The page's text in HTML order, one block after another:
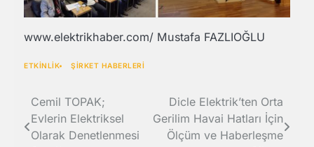
www.elektrikhaber.com/ Mustafa FAZLIOĞLU
ETKİNLİK ŞİRKET HABERLERİ
Yazı
gezinmesi
Cemil TOPAK;
Evlerin Elektriksel
Olarak Denetlenmesi
Dicle Elektrik’ten Orta
Gerilim Havai Hatları İçin
Ölçüm ve Haberleşme